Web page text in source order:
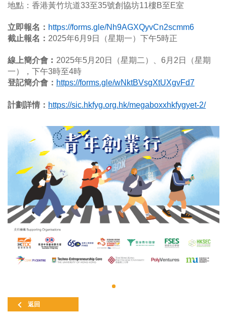
地點：香港黃竹坑道33至35號創協坊11樓B至E室
立即報名： https://forms.gle/Nh9AGXQyvCn2scmm6
截止報名： 2025年6月9日（星期一）下午5時正
線上簡介會︰ 2025年5月20日（星期二）、6月2日（星期
一），下午3時至4時
登記簡介會： https://forms.gle/wNktBVsgXtUXgvFd7
計劃詳情： https://sic.hkfyg.org.hk/megaboxxhkfygyet-2/
返回